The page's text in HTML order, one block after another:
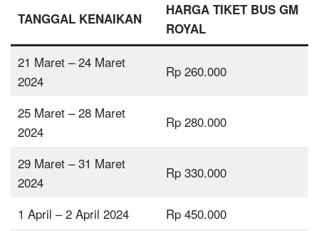
TANGGAL KENAIKAN
HARGA TIKET BUS GM
ROYAL
21 Maret – 24 Maret
2024
Rp 260.000
25 Maret – 28 Maret
2024
Rp 280.000
29 Maret – 31 Maret
2024
Rp 330.000
1 April – 2 April 2024
Rp 450.000